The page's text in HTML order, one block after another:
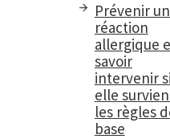
Prévenir
réaction
allergique
savoir
intervenir
elle
les règles
base